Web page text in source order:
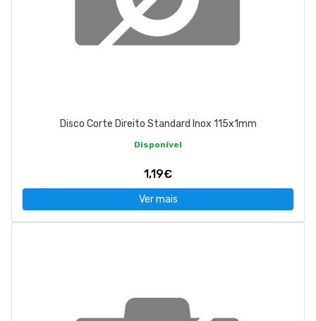
Disco Corte Direito Standard Inox 115x1mm
Disponível
1,19€
Ver mais